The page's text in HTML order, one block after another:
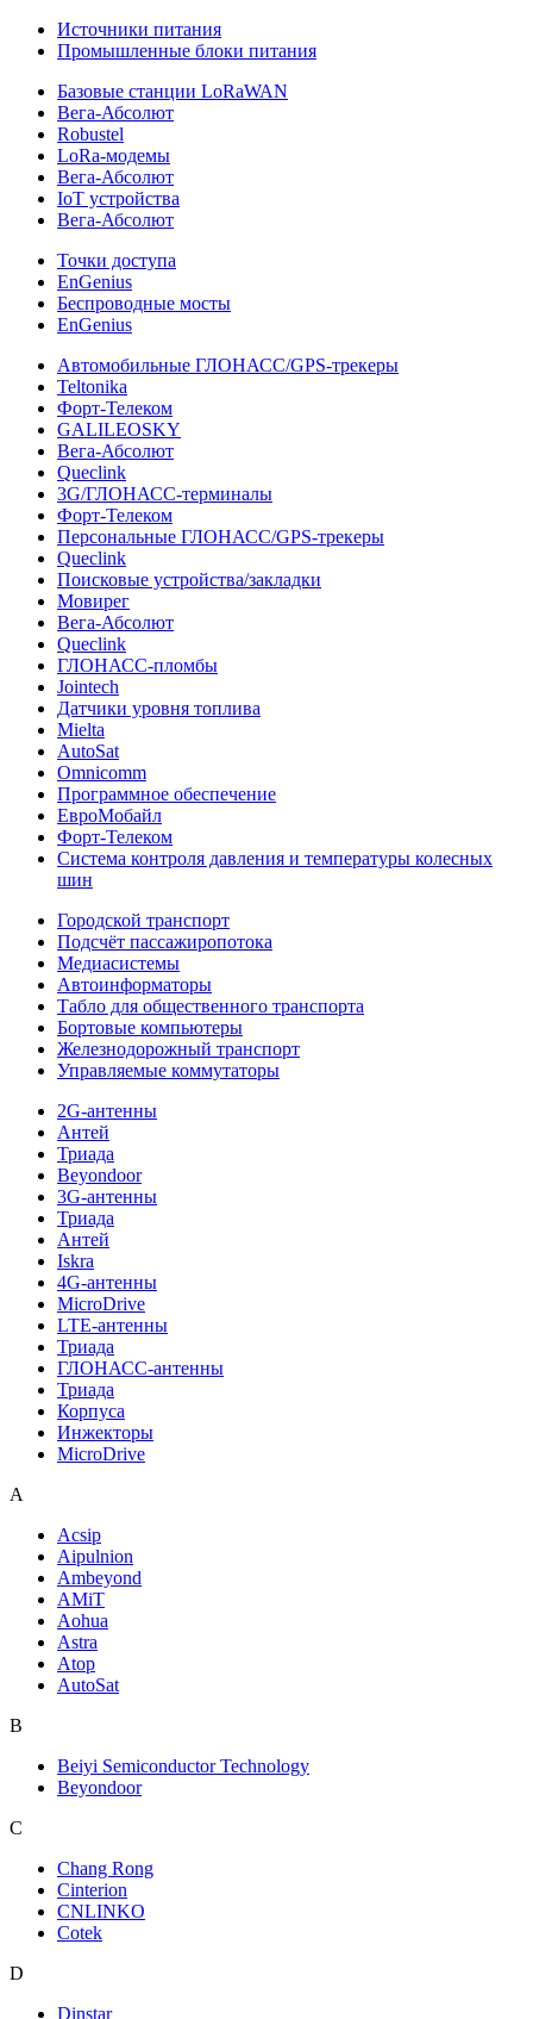
Источники питания
Промышленные блоки питания
Базовые станции LoRaWAN
Вега-Абсолют
Robustel
LoRa-модемы
Вега-Абсолют
IoT устройства
Вега-Абсолют
Точки доступа
EnGenius
Беспроводные мосты
EnGenius
Автомобильные ГЛОНАСС/GPS-трекеры
Teltonika
Форт-Телеком
GALILEOSKY
Вега-Абсолют
Queclink
3G/ГЛОНАСС-терминалы
Форт-Телеком
Персональные ГЛОНАСС/GPS-трекеры
Queclink
Поисковые устройства/закладки
Мовирег
Вега-Абсолют
Queclink
ГЛОНАСС-пломбы
Jointech
Датчики уровня топлива
Mielta
AutoSat
Omnicomm
Программное обеспечение
ЕвроМобайл
Форт-Телеком
Система контроля давления и температуры колесных
шин
Городской транспорт
Подсчёт пассажиропотока
Медиасистемы
Автоинформаторы
Табло для общественного транспорта
Бортовые компьютеры
Железнодорожный транспорт
Управляемые коммутаторы
2G-антенны
Антей
Триада
Beyondoor
3G-антенны
Триада
Антей
Iskra
4G-антенны
MicroDrive
LTE-антенны
Триада
ГЛОНАСС-антенны
Триада
Корпуса
Инжекторы
MicroDrive
A
Acsip
Aipulnion
Ambeyond
AMiT
Aohua
Astra
Atop
AutoSat
B
Beiyi Semiconductor Technology
Beyondoor
C
Chang Rong
Cinterion
CNLINKO
Cotek
D
Dinstar